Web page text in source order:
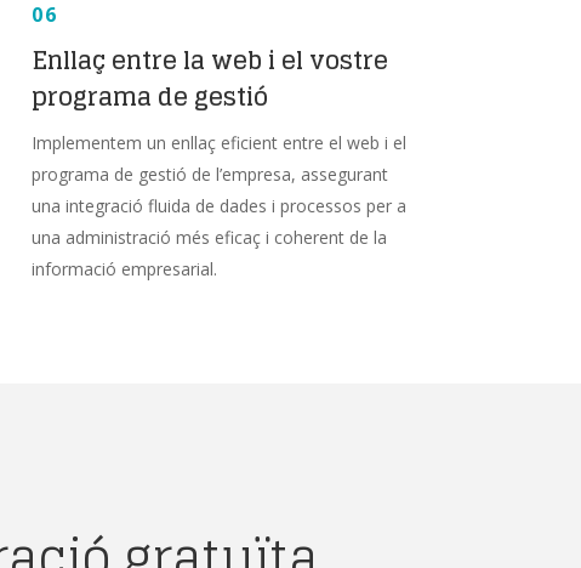
06
Enllaç entre la web i el vostre
programa de gestió
Implementem un enllaç eficient entre el web i el
programa de gestió de l’empresa, assegurant
una integració fluida de dades i processos per a
una administració més eficaç i coherent de la
informació empresarial.